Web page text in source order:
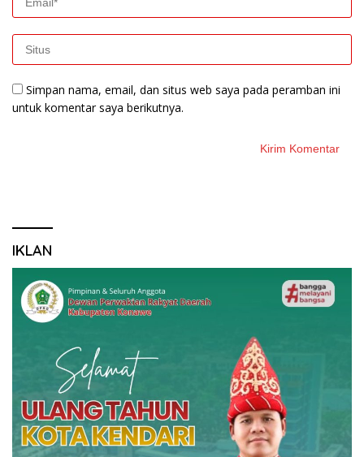
Simpan nama, email, dan situs web saya pada peramban ini
untuk komentar saya berikutnya.
IKLAN